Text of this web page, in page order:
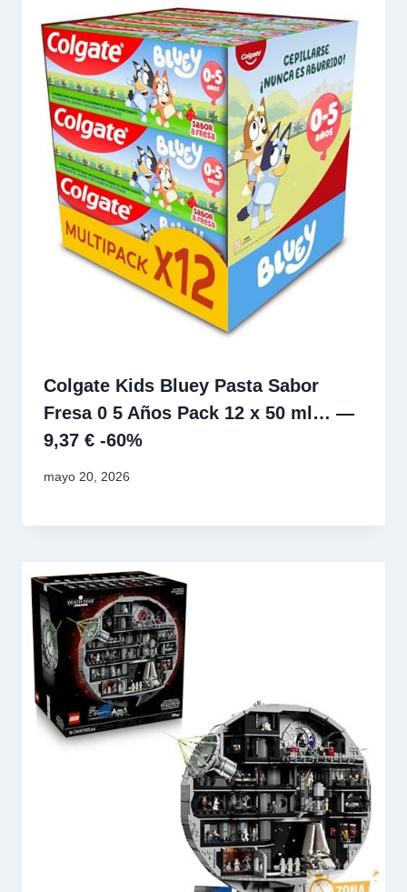
Colgate Kids Bluey Pasta Sabor
Fresa 0 5 Años Pack 12 x 50 ml… —
9,37 € -60%
mayo 20, 2026